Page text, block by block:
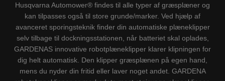
Husqvarna Automower® findes til alle typer af græsplæner og
kan tilpasses også til store grunde/marker. Ved hjælp af
avanceret sporingsteknik finder din automatiske plæneklipper
selv tilbage til dockningsstationen, når batteriet skal oplades,
GARDENAS innovative robotplæneklipper klarer klipningen for
dig helt automatisk. Den klipper græsplænen på egen hand,
mens du nyder din fritid eller laver noget andet. GARDENA